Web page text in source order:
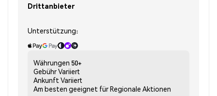
Drittanbieter
Unterstützung:
Währungen 50+
GebührVariiert
Ankunft Variiert
Am besten geeignet fürRegionale Aktionen